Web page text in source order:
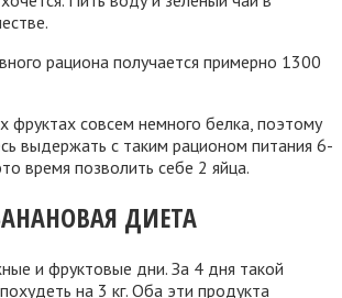
рациона получается примерно 1300
фруктах совсем немного белка, поэтому
выдержать с таким рационом питания 6-
время позволить себе 2 яйца.
ДИЕТА
и фруктовые дни. За 4 дня такой
на 3 кг. Оба эти продукта